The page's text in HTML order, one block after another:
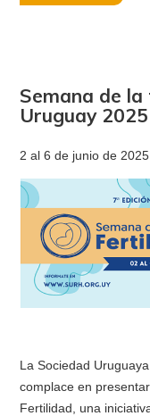
Semana de
Uruguay 2025
2 al 6 de junio de 2025
La Sociedad
complace en
Fertilidad, una